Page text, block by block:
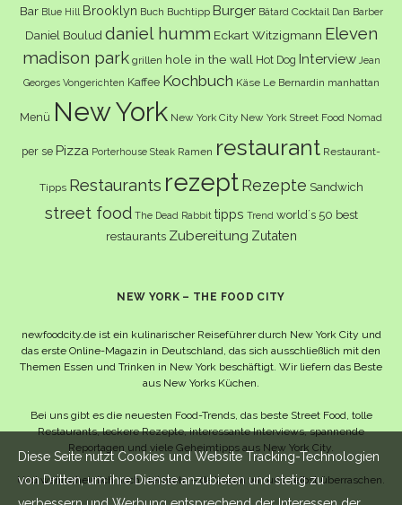
Bar Blue Hill Brooklyn Buch Buchtipp Burger Bâtard Cocktail Dan Barber
Daniel Boulud daniel humm Eckart Witzigmann Eleven
madison park grillen hole in the wall Hot Dog Interview Jean
Georges Vongerichten Kaffee Kochbuch Käse Le Bernardin manhattan
Menü New York New York City New York Street Food Nomad
per se Pizza Porterhouse Steak Ramen restaurant Restaurant-
Tipps Restaurants rezept Rezepte Sandwich
street food The Dead Rabbit tipps Trend world´s 50 best
restaurants Zubereitung Zutaten
NEW YORK – THE FOOD CITY
newfoodcity.de ist ein kulinarischer Reiseführer durch New York City und
das erste Online-Magazin in Deutschland, das sich ausschließlich mit den
Themen Essen und Trinken in New York beschäftigt. Wir liefern das Beste
aus New Yorks Küchen.
Bei uns gibt es die neuesten Food-Trends, das beste Street Food, tolle
Restaurants, leckere Rezepte, interessante Interviews, spannende
Reportagen und viele Geheimtipps aus New York City.
Und wahrscheinlich noch viel mehr – da lassen wir uns selbst überraschen.
Diese Seite nutzt Cookies und Website Tracking-Technologien
von Dritten, um ihre Dienste anzubieten und stetig zu